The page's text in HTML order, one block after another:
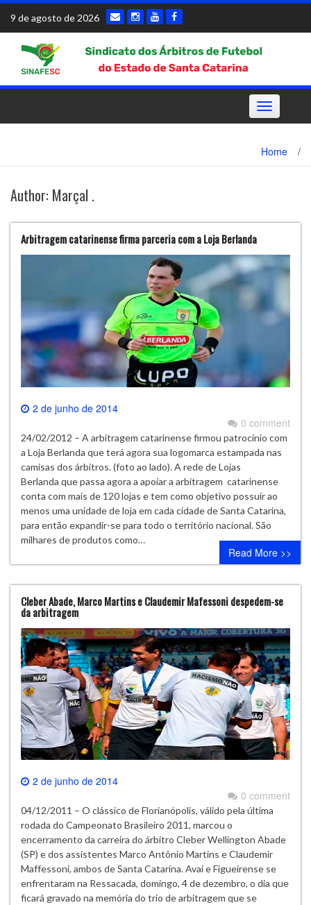
Skip
content
9 de agosto de 2026
Toggle
navigation
Home /
Author: Marçal .
Arbitragem catarinense firma parceria com a Loja Berlanda
2 de junho de 2014
0 comment
24/02/2012 – A arbitragem catarinense firmou patrocínio com
a Loja Berlanda que terá agora sua logomarca estampada nas
camisas dos árbitros. (foto ao lado). A rede de Lojas
Berlanda que passa agora a apoiar a arbitragem catarinense
conta com mais de 120 lojas e tem como objetivo possuir ao
menos uma unidade de loja em cada cidade de Santa Catarina,
para então expandir-se para todo o território nacional. São
milhares de produtos como…
Read More >>
Cleber Abade, Marco Martins e Claudemir Mafessoni despedem-se
da arbitragem
2 de junho de 2014
0 comment
04/12/2011 – O clássico de Florianópolis, válido pela última
rodada do Campeonato Brasileiro 2011, marcou o
encerramento da carreira do árbitro Cleber Wellington Abade
(SP) e dos assistentes Marco Antônio Martins e Claudemir
Maffessoni, ambos de Santa Catarina. Avaí e Figueirense se
enfrentaram na Ressacada, domingo, 4 de dezembro, o dia que
ficará gravado na memória do trio de arbitragem que se